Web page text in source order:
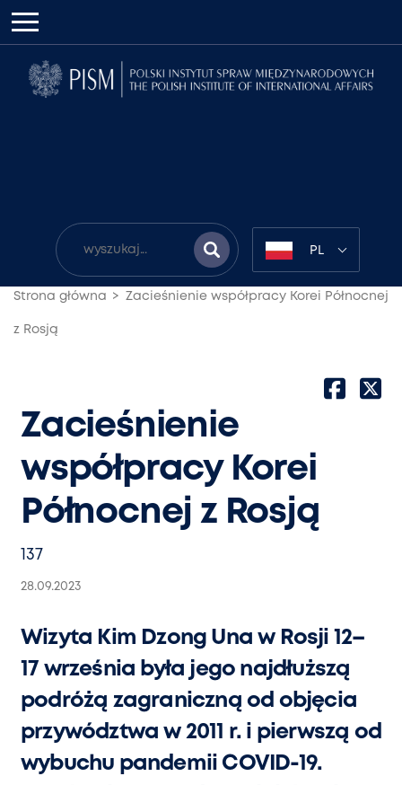
PL
Strona główna Zacieśnienie współpracy Korei Północnej
z Rosją
Zacieśnienie
współpracy Korei
Północnej z Rosją
137
28.09.2023
Wizyta Kim Dzong Una w Rosji 12–
17 września była jego najdłuższą
podróżą zagraniczną od objęcia
przywództwa w 2011 r. i pierwszą od
wybuchu pandemii COVID-19.